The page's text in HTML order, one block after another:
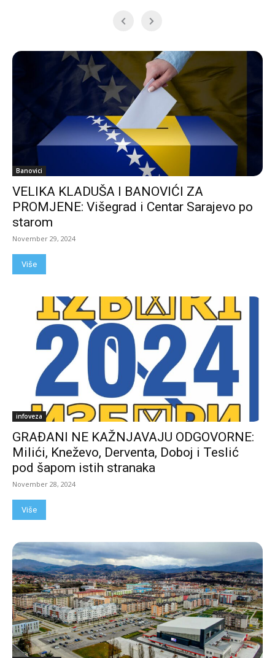
Banovici
VELIKA KLADUŠA I BANOVIĆI ZA
PROMJENE: Višegrad i Centar Sarajevo po
starom
November 29, 2024
Više
infoveza
GRAĐANI NE KAŽNJAVAJU ODGOVORNE:
Milići, Kneževo, Derventa, Doboj i Teslić
pod šapom istih stranaka
November 28, 2024
Više